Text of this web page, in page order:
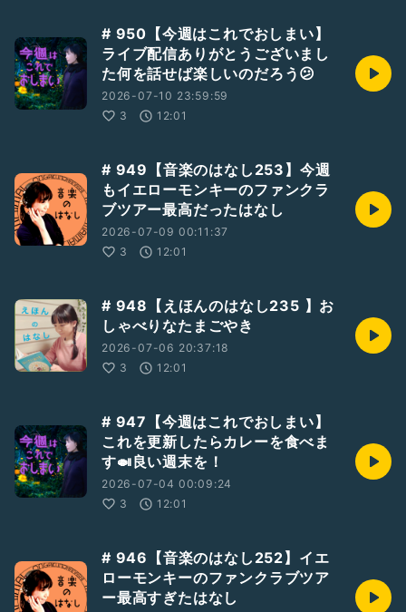
# 950【今週はこれでおしまい】
ライブ配信ありがとうございまし
た何を話せば楽しいのだろう😕
2026-07-10 23:59:59
3
12:01
# 949【音楽のはなし253】今週
もイエローモンキーのファンクラ
ブツアー最高だったはなし
2026-07-09 00:11:37
3
12:01
# 948【えほんのはなし235 】お
しゃべりなたまごやき
2026-07-06 20:37:18
3
12:01
# 947【今週はこれでおしまい】
これを更新したらカレーを食べま
す🍛良い週末を！
2026-07-04 00:09:24
3
12:01
# 946【音楽のはなし252】イエ
ローモンキーのファンクラブツア
ー最高すぎたはなし